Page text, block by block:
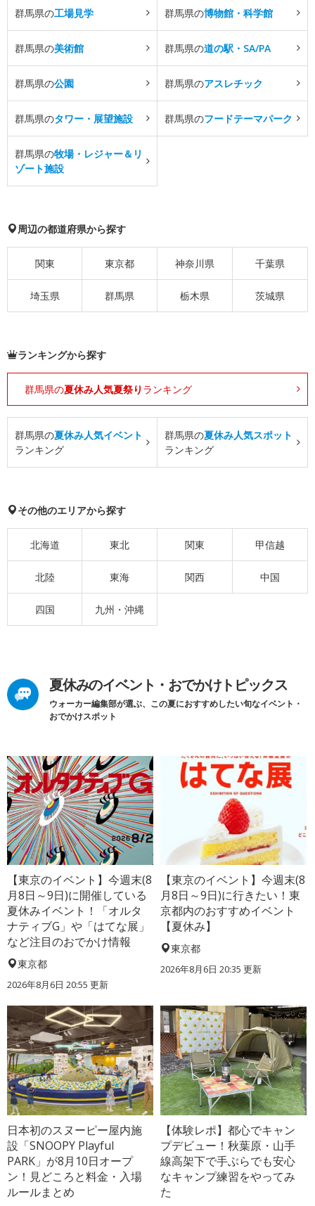
群馬県の工場見学 群馬県の博物館・科学館
群馬県の美術館 群馬県の道の駅・SA/PA
群馬県の公園 群馬県のアスレチック
群馬県のタワー・展望施設 群馬県のフードテーマパーク
群馬県の牧場・レジャー＆リ
ゾート施設
周辺の都道府県から探す
関東 東京都 神奈川県 千葉県
埼玉県 群馬県 栃木県 茨城県
ランキングから探す
群馬県の夏休み人気夏祭り ランキング
群馬県の夏休み人気イベント
ランキング
群馬県の夏休み人気スポット
ランキング
その他のエリアから探す
北海道 東北 関東 甲信越
北陸 東海 関西 中国
四国 九州・沖縄
夏休みのイベント・おでかけトピックス
ウォーカー編集部が選ぶ、この夏におすすめしたい旬なイベント・
おでかけスポット
【東京のイベント】今週末(8
月8日～9日)に開催している
夏休みイベント！「オルタ
ナティブG」や「はてな展」
など注目のおでかけ情報
東京都
2026年8月6日 20:55 更新
【東京のイベント】今週末(8
月8日～9日)に行きたい！東
京都内のおすすめイベント
【夏休み】
東京都
2026年8月6日 20:35 更新
日本初のスヌーピー屋内施
設「SNOOPY Playful
PARK」が8月10日オープ
ン！見どころと料金・入場
ルールまとめ
【体験レポ】都心でキャン
プデビュー！秋葉原・山手
線高架下で手ぶらでも安心
なキャンプ練習をやってみ
た